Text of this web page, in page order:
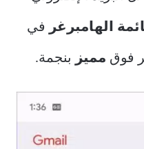
الهامبرغر في
فوق مميز بنجمة.